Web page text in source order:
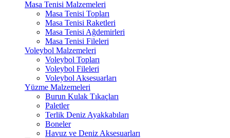
Masa Tenisi Malzemeleri
Masa Tenisi Topları
Masa Tenisi Raketleri
Masa Tenisi Ağdemirleri
Masa Tenisi Fileleri
Voleybol Malzemeleri
Voleybol Topları
Voleybol Fileleri
Voleybol Aksesuarları
Yüzme Malzemeleri
Burun Kulak Tıkaçları
Paletler
Terlik Deniz Ayakkabıları
Boneler
Havuz ve Deniz Aksesuarları